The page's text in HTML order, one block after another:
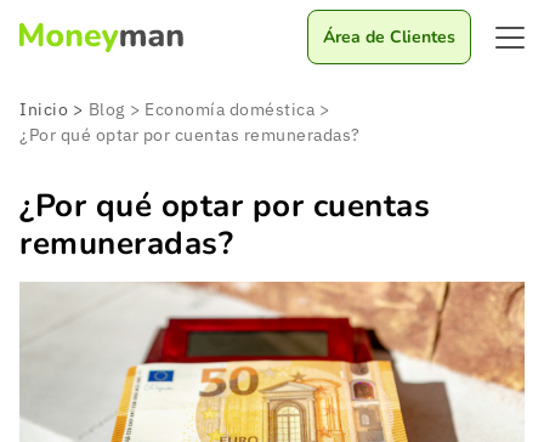
Área de Clientes
Inicio > Blog > Economía doméstica >
¿Por qué optar por cuentas remuneradas?
¿Por qué optar por cuentas
remuneradas?